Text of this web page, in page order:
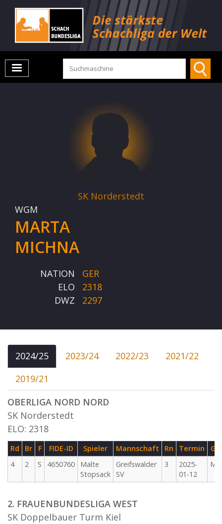
SK Norderstedt
WGM
MARTA
MICHNA
NATION
GER
ELO
2318
DWZ
2297
2024/25 2023/24 2022/23
2021/22
2019/21
OBERLIGA NORD NORD
SK Norderstedt
ELO: 2318
Rd Br F FIDE-ID Spieler Mannschaft Rn Termin
G
4
2 S 4650760
Malte
Stopsack
Greifswalder
SV
3
2025-
01-12
M
2. FRAUENBUNDESLIGA WEST
SK Doppelbauer Turm Kiel